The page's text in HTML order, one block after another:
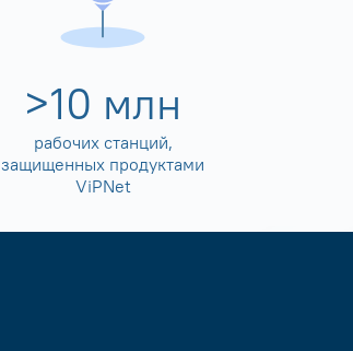
>10 млн
рабочих станций,
защищенных продуктами
ViPNet